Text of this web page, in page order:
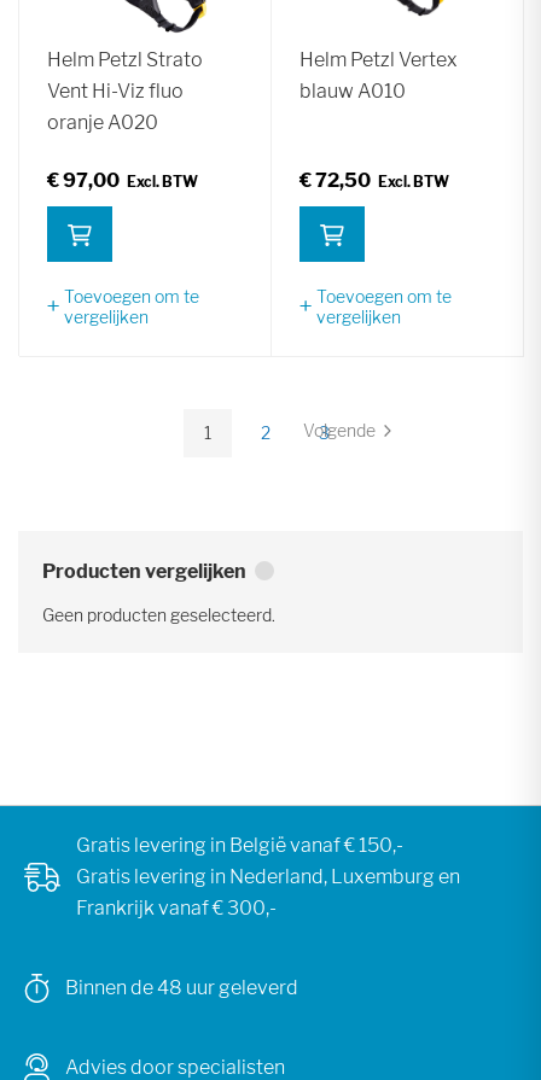
Helm Petzl Strato
Vent Hi-Viz fluo
oranje A020
€ 97,00
Toevoegen om te
vergelijken
Helm Petzl Vertex
blauw A010
€ 72,50
Toevoegen om te
vergelijken
U
1 Pagina
2 Pagina
3 Pagina
Volgende
Producten vergelijken
Geen producten geselecteerd.
Gratis levering in België vanaf € 150,-
Gratis levering in Nederland, Luxemburg en
Frankrijk vanaf € 300,-
Binnen de 48 uur geleverd
Advies door specialisten